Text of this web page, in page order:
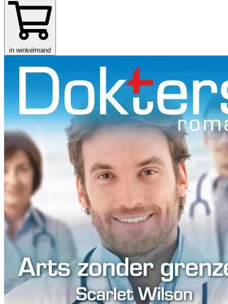
in winkelmand